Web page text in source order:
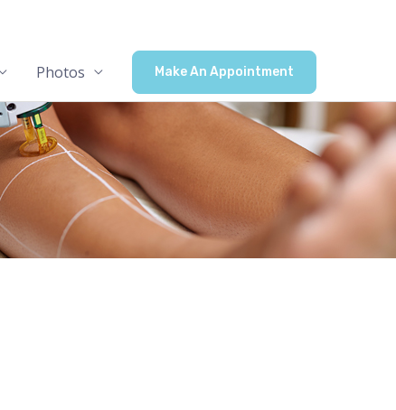
Photos Make An Appointment